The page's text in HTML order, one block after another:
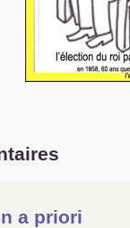
a priori